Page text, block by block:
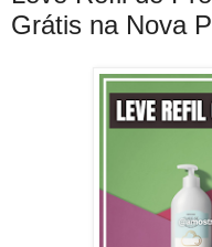
Grátis na Nova